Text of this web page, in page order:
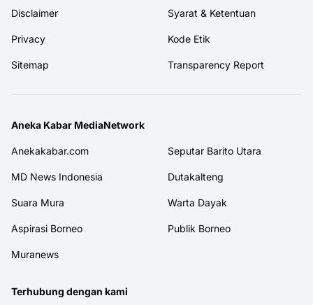
Disclaimer Syarat & Ketentuan
Privacy Kode Etik
Sitemap Transparency Report
Aneka Kabar MediaNetwork
Anekakabar.com Seputar Barito Utara
MD News Indonesia Dutakalteng
Suara Mura Warta Dayak
Aspirasi Borneo Publik Borneo
Muranews
Terhubung dengan kami